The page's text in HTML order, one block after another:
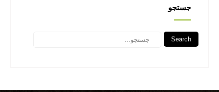
جستجو
Search